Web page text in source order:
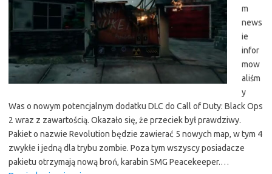
m
news
ie
infor
mow
aliśm
y
Was o nowym potencjalnym dodatku DLC do Call of Duty: Black Ops
2 wraz z zawartością. Okazało się, że przeciek był prawdziwy.
Pakiet o nazwie Revolution będzie zawierać 5 nowych map, w tym 4
zwykłe i jedną dla trybu zombie. Poza tym wszyscy posiadacze
pakietu otrzymają nową broń, karabin SMG Peacekeeper.…